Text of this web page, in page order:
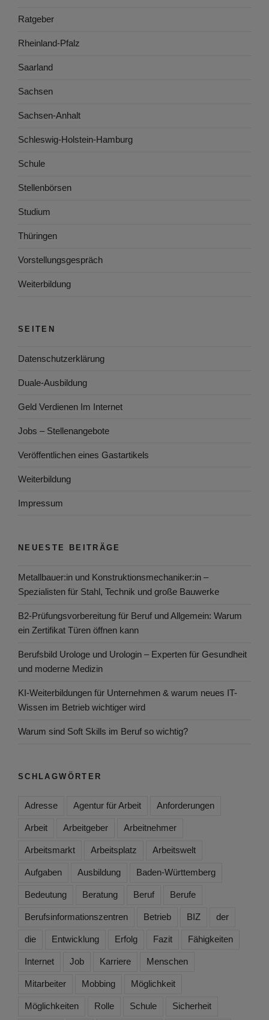
Ratgeber
Rheinland-Pfalz
Saarland
Sachsen
Sachsen-Anhalt
Schleswig-Holstein-Hamburg
Schule
Stellenbörsen
Studium
Thüringen
Vorstellungsgespräch
Weiterbildung
SEITEN
Datenschutzerklärung
Duale-Ausbildung
Geld Verdienen Im Internet
Jobs – Stellenangebote
Veröffentlichen eines Gastartikels
Weiterbildung
Impressum
NEUESTE BEITRÄGE
Metallbauer:in und Konstruktionsmechaniker:in –
Spezialisten für Stahl, Technik und große Bauwerke
B2-Prüfungsvorbereitung für Beruf und Allgemein: Warum
ein Zertifikat Türen öffnen kann
Berufsbild Urologe und Urologin – Experten für Gesundheit
und moderne Medizin
KI-Weiterbildungen für Unternehmen & warum neues IT-
Wissen im Betrieb wichtiger wird
Warum sind Soft Skills im Beruf so wichtig?
SCHLAGWÖRTER
Adresse Agentur für Arbeit Anforderungen
Arbeit Arbeitgeber Arbeitnehmer
Arbeitsmarkt Arbeitsplatz Arbeitswelt
Aufgaben Ausbildung Baden-Württemberg
Bedeutung Beratung Beruf Berufe
Berufsinformationszentren Betrieb BIZ der
die Entwicklung Erfolg Fazit Fähigkeiten
Internet Job Karriere Menschen
Mitarbeiter Mobbing Möglichkeit
Möglichkeiten Rolle Schule Sicherheit